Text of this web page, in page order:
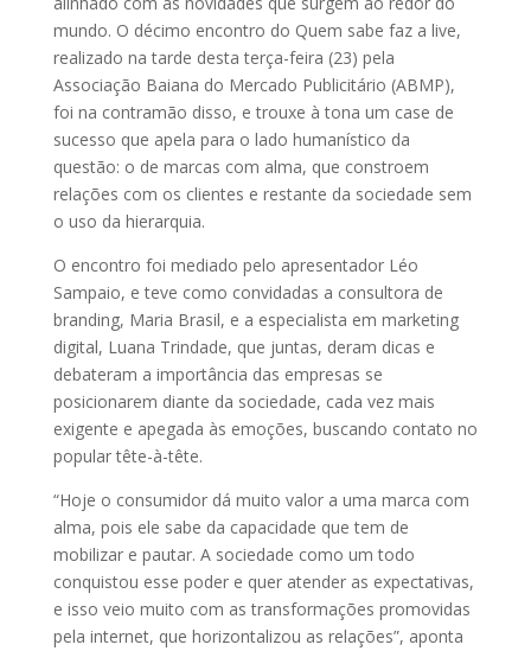
mundo. O décimo encontro do Quem sabe faz a live,
realizado na tarde desta terça-feira (23) pela
Associação Baiana do Mercado Publicitário (ABMP),
foi na contramão disso, e trouxe à tona um case de
sucesso que apela para o lado humanístico da
questão: o de marcas com alma, que constroem
relações com os clientes e restante da sociedade sem
o uso da hierarquia.
O encontro foi mediado pelo apresentador Léo
Sampaio, e teve como convidadas a consultora de
branding, Maria Brasil, e a especialista em marketing
digital, Luana Trindade, que juntas, deram dicas e
debateram a importância das empresas se
posicionarem diante da sociedade, cada vez mais
exigente e apegada às emoções, buscando contato no
popular tête-à-tête.
“Hoje o consumidor dá muito valor a uma marca com
alma, pois ele sabe da capacidade que tem de
mobilizar e pautar. A sociedade como um todo
conquistou esse poder e quer atender as expectativas,
e isso veio muito com as transformações promovidas
pela internet, que horizontalizou as relações”, aponta